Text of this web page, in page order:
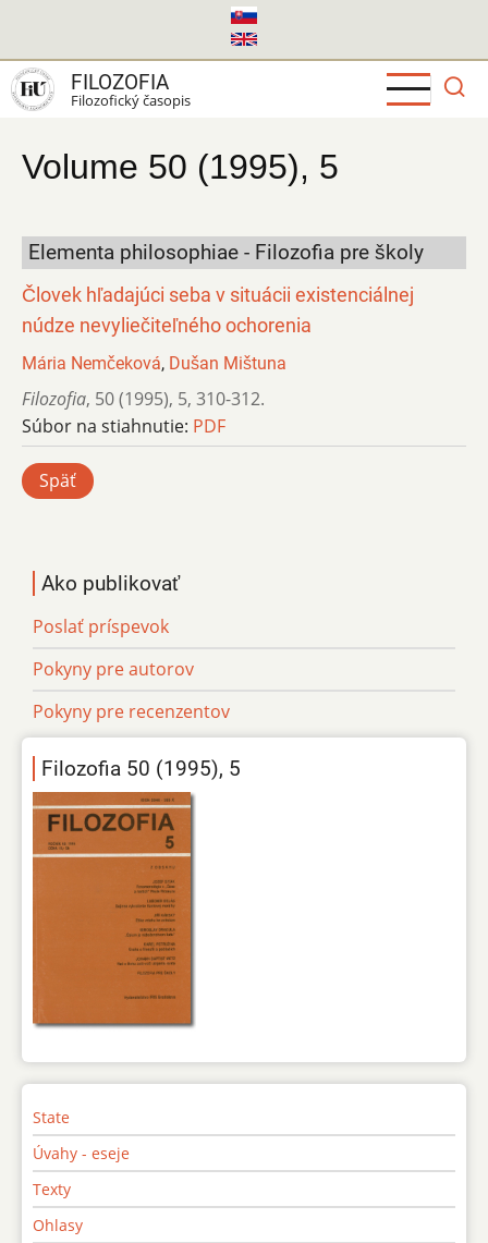
hlavný
obsah
FILOZOFIA
Filozofický časopis
Volume 50 (1995), 5
Elementa philosophiae - Filozofia pre školy
Človek hľadajúci seba v situácii existenciálnej
núdze nevyliečiteľného ochorenia
Mária Nemčeková, Dušan Mištuna
Filozofia, 50 (1995), 5, 310-312.
Súbor na stiahnutie: PDF
Späť
Ako publikovať
Poslať príspevok
Pokyny pre autorov
Pokyny pre recenzentov
Filozofia 50 (1995), 5
State
Úvahy - eseje
Texty
Ohlasy